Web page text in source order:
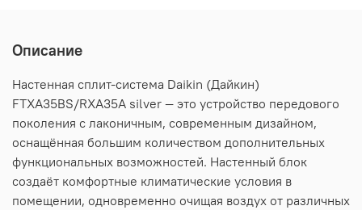
Описание
Настенная сплит-система Daikin (Дайкин)
FTXA35BS/RXA35A silver — это устройство передового
поколения с лаконичным, современным дизайном,
оснащённая большим количеством дополнительных
функциональных возможностей. Настенный блок
создаёт комфортные климатические условия в
помещении, одновременно очищая воздух от различных